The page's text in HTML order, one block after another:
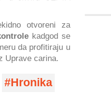
otvoreni za
kadgod se
da profitiraju u
Uprave carina.
Hronika